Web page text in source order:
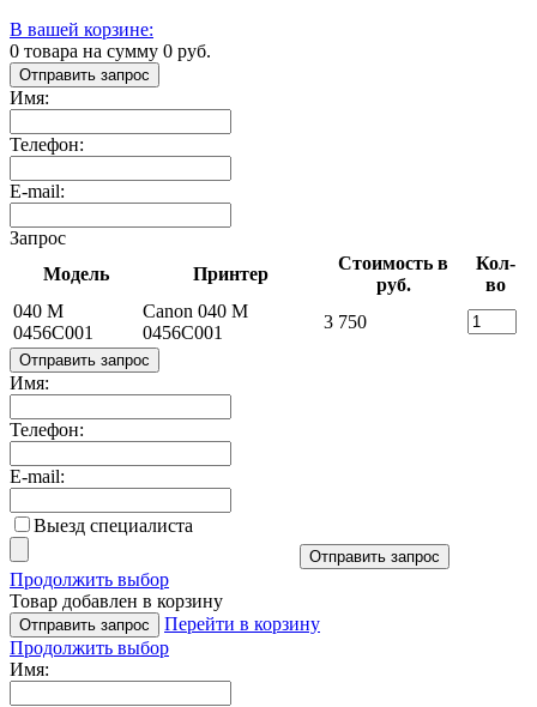
В вашей корзине:
0 товара на сумму 0 руб.
Отправить запрос
Имя:
Телефон:
E-mail:
Запрос
Модель
Принтер
Стоимость в
руб.
Кол-
во
040 M
0456C001
Canon 040 M
0456C001
3 750
Отправить запрос
Имя:
Телефон:
E-mail:
Выезд специалиста
Отправить запрос
Продолжить выбор
Товар добавлен в корзину
Отправить запрос
Перейти в корзину
Продолжить выбор
Имя: